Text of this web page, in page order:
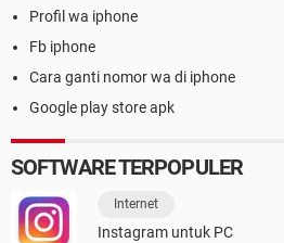
Profil wa iphone
Fb iphone
Cara ganti nomor wa di iphone
Google play store apk
SOFTWARE TERPOPULER
Internet
Instagram untuk PC